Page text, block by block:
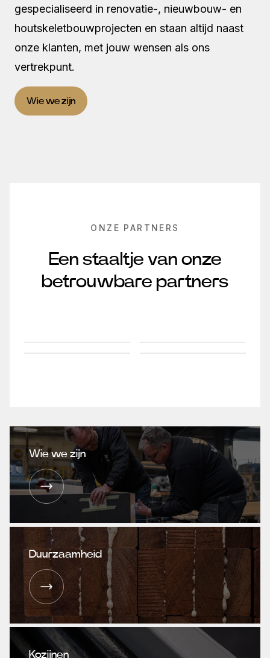
gespecialiseerd in renovatie-, nieuwbouw- en
houtskeletbouwprojecten en staan altijd naast
onze klanten, met jouw wensen als ons
vertrekpunt.
Wie we zijn
ONZE PARTNERS
Een staaltje van onze
betrouwbare partners
Wie we zijn
Duurzaamheid
Kozijnen